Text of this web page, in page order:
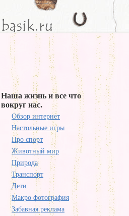
Наша жизнь и все что
вокруг нас.
Обзор интернет
Настольные игры
Про спорт
Животный мир
Природа
Транспорт
Дети
Макро фотография
Забавная реклама